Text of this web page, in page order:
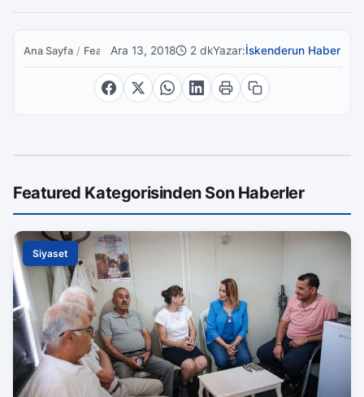
Ana Sayfa / FeaturedAra 13, 2018 2 dkYazar:İskenderun Haber
Featured Kategorisinden Son Haberler
Siyaset